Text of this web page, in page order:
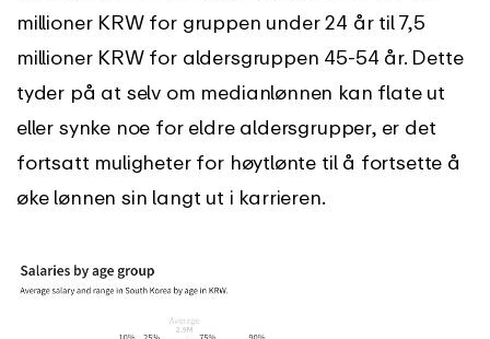
millioner KRW for gruppen under 24 år til 7,5
millioner KRW for aldersgruppen 45-54 år. Dette
tyder på at selv om medianlønnen kan flate ut
eller synke noe for eldre aldersgrupper, er det
fortsatt muligheter for høytlønte til å fortsette å
øke lønnen sin langt ut i karrieren.